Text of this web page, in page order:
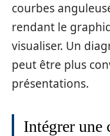
courbes
rendant le
visualiser. Un
peut être plus
présentations.
Intégrer une